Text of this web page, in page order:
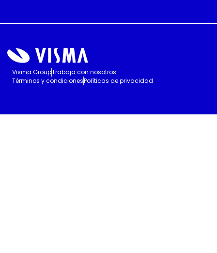
Visma GroupTrabaja con nosotros
Términos y condicionesPolíticas de privacidad